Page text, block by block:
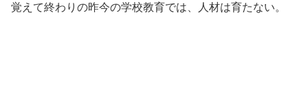
覚えて終わりの昨今の学校教育では、人材は育たない。